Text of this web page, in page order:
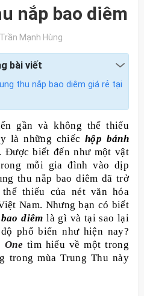
nắp bao diêm
Trần Mạnh Hùng
bài viết
thu nắp bao diêm giá rẻ tại
gần và không thể thiếu
là những chiếc hộp bánh
. Được biết đến như một vật
mỗi gia đình vào dịp
thu nắp bao diêm đã trở
thiếu của nét văn hóa
Nam. Nhưng bạn có biết
diêm là gì và tại sao lại
phổ biến như hiện nay?
One tìm hiểu về một trong
trong mùa Trung Thu này